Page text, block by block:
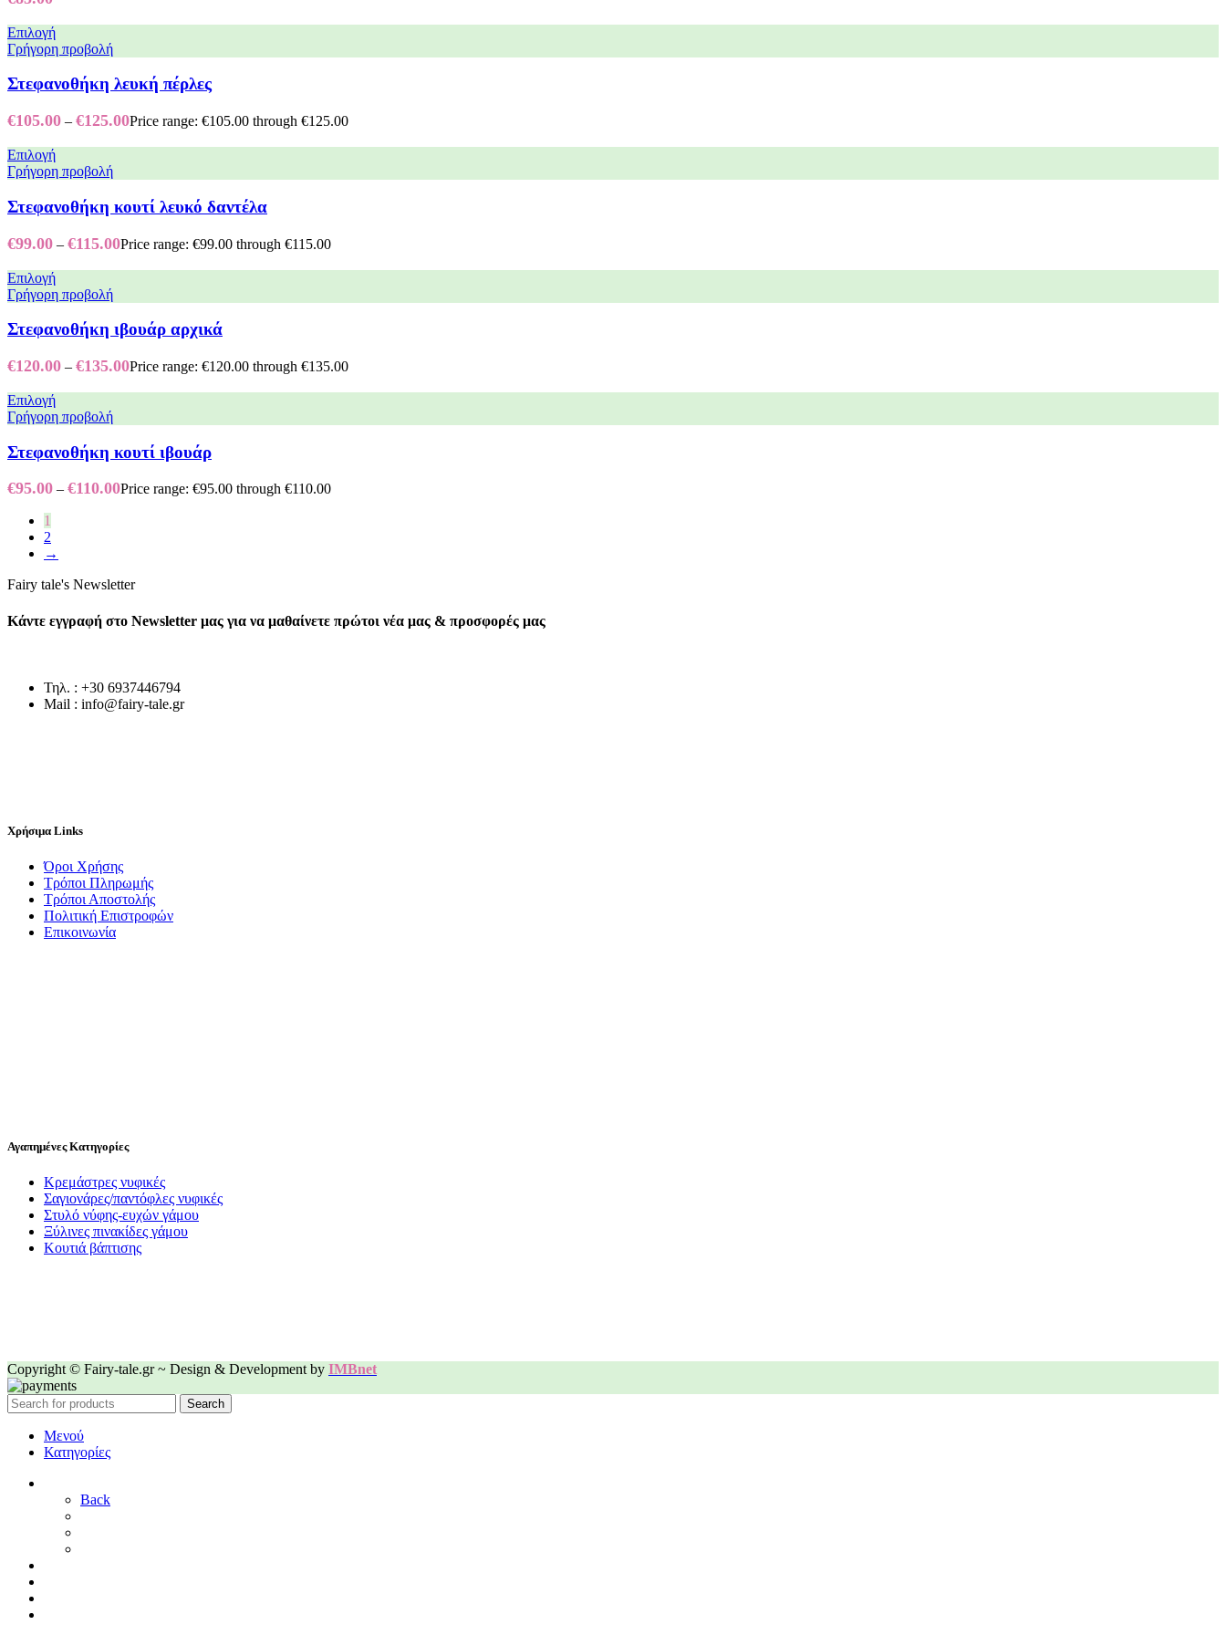
Επιλογή
Γρήγορη προβολή
Στεφανοθήκη λευκή πέρλες
€105.00 – €125.00Price range: €105.00 through €125.00
Επιλογή
Γρήγορη προβολή
Στεφανοθήκη κουτί λευκό δαντέλα
€99.00 – €115.00Price range: €99.00 through €115.00
Επιλογή
Γρήγορη προβολή
Στεφανοθήκη ιβουάρ αρχικά
€120.00 – €135.00Price range: €120.00 through €135.00
Επιλογή
Γρήγορη προβολή
Στεφανοθήκη κουτί ιβουάρ
€95.00 – €110.00Price range: €95.00 through €110.00
1
2
→
Fairy tale's Newsletter
Κάντε εγγραφή στο Newsletter μας για να μαθαίνετε πρώτοι νέα μας & προσφορές μας
Τηλ. : +30 6937446794
Mail : info@fairy-tale.gr
Χρήσιμα Links
Όροι Χρήσης
Τρόποι Πληρωμής
Τρόποι Αποστολής
Πολιτική Επιστροφών
Επικοινωνία
Αγαπημένες Κατηγορίες
Κρεμάστρες νυφικές
Σαγιονάρες/παντόφλες νυφικές
Στυλό νύφης-ευχών γάμου
Ξύλινες πινακίδες γάμου
Κουτιά βάπτισης
Copyright © Fairy-tale.gr ~ Design & Development by IMBnet
Search
Μενού
Κατηγορίες
Back